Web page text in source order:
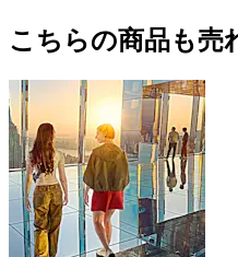
こちらの商品も売